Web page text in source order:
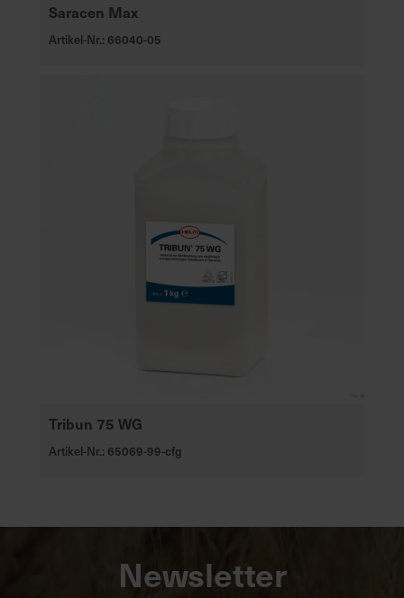
Saracen Max
Artikel-Nr.: 66040-05
Tribun 75 WG
Artikel-Nr.: 65069-99-cfg
Newsletter